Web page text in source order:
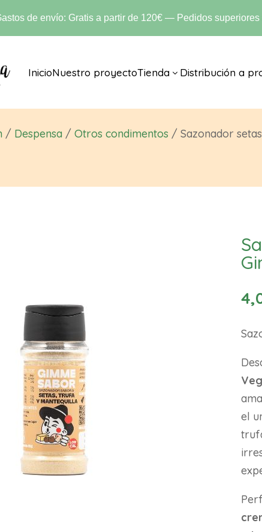
de envío: Gratis a partir de 120€ — Pedidos
InicioNuestro proyectoTienda 3 Distribución a
/ Despensa /Otros condimentos / Sazonador
el